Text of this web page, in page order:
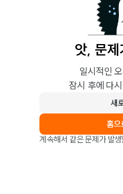
앗, 문
일시적인
잠시 후에 다
새
홈으
계속해서 같은 문제가 발